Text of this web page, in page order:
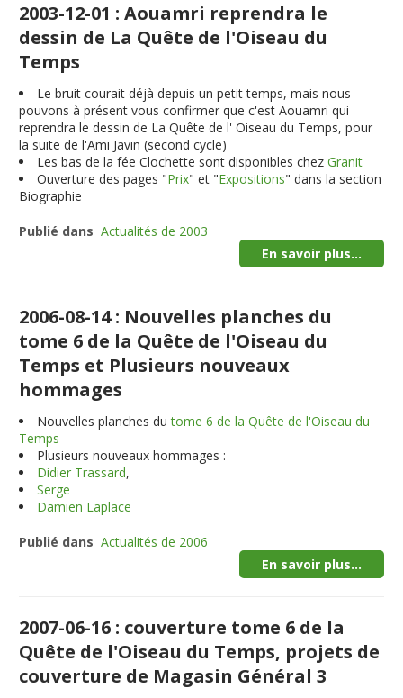
2003-12-01 : Aouamri reprendra le
dessin de La Quête de l'Oiseau du
Temps
Le bruit courait déjà depuis un petit temps, mais nous
pouvons à présent vous confirmer que c'est Aouamri qui
reprendra le dessin de La Quête de l' Oiseau du Temps, pour
la suite de l'Ami Javin (second cycle)
Les bas de la fée Clochette sont disponibles chezGranit
Ouverture des pages "Prix" et "Expositions" dans la section
Biographie
Publié dans Actualités de 2003
En savoir plus...
2006-08-14 : Nouvelles planches du
tome 6 de la Quête de l'Oiseau du
Temps et Plusieurs nouveaux
hommages
Nouvelles planches dutome 6 de la Quête de l'Oiseau du
Temps
Plusieurs nouveaux hommages :
Didier Trassard,
Serge
Damien Laplace
Publié dans Actualités de 2006
En savoir plus...
2007-06-16 : couverture tome 6 de la
Quête de l'Oiseau du Temps, projets de
couverture de Magasin Général 3